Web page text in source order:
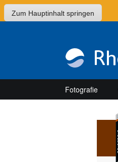
Zum Hauptinhalt springen
Fotografie